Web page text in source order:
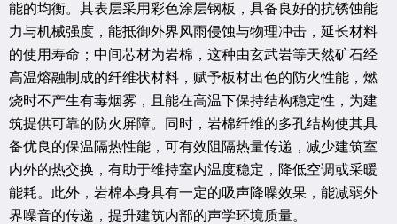
能的均衡。其表层采用彩色涂层钢板，具备良好的抗锈蚀能
力与机械强度，能抵御外界风雨侵蚀与物理冲击，延长材料
的使用寿命；中间芯材为岩棉，这种由玄武岩等天然矿石经
高温熔融制成的纤维状材料，赋予板材出色的防火性能，燃
烧时不产生有毒烟雾，且能在高温下保持结构稳定性，为建
筑提供可靠的防火屏障。同时，岩棉纤维的多孔结构使其具
备优良的保温隔热性能，可有效阻隔热量传递，减少建筑室
内外的热交换，有助于维持室内温度稳定，降低空调或采暖
能耗。此外，岩棉本身具有一定的吸声降噪效果，能减弱外
界噪音的传递，提升建筑内部的声学环境质量。